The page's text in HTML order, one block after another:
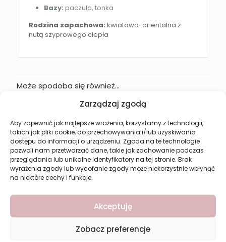
Zarządzaj zgodą
Aby zapewnić jak najlepsze wrażenia, korzystamy z technologii,
takich jak pliki cookie, do przechowywania i/lub uzyskiwania
dostępu do informacji o urządzeniu. Zgoda na te technologie
pozwoli nam przetwarzać dane, takie jak zachowanie podczas
przeglądania lub unikalne identyfikatory na tej stronie. Brak
wyrażenia zgody lub wycofanie zgody może niekorzystnie wpłynąć
na niektóre cechy i funkcje.
Akceptuję
Zobacz preferencje
Bazy: paczula, tonka
Rodzina zapachowa: kwiatowo-orientalna z
nutą szyprowego ciepła
Może spodoba się również…